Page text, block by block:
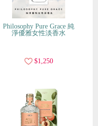
Philosophy Pure Grace 純
淨優雅女性淡香水
$1,250